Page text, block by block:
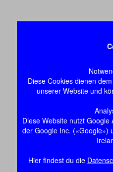
Diese Cookies dienen
unserer Website und
Diese Website nutzt
der Google Inc. («Google»)
Hier findest du die